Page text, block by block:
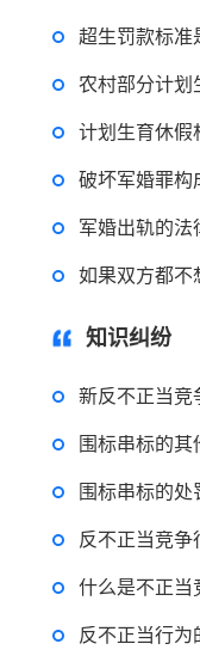
超生罚款标准是
农村部分计划生育家庭
计划生育休假相
破坏军婚罪构成
军婚出轨的法律
如果双方都不想
知识纠纷
新反不正当竞争
围标串标的其
围标串标的处罚标
反不正当竞争行为
什么是不正当竞争行
反不正当行为的种
2022-11-18 12:16:14
律
2022-08-30 09:48:22
律师
回复：可以建议
2022-11-14 09:48:30
律